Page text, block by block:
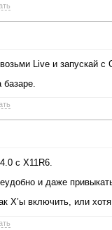
Live и запускай с
с X11R6.
и даже
X’ы включить, или